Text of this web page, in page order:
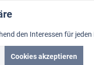
den Interessen für
Cookies akzeptieren